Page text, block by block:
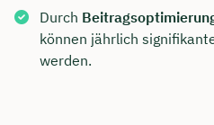
Durch
können jährlich
werden.